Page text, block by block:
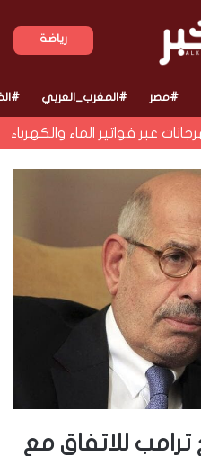
رياضة
#مصر #المغرب_العربي
فواتير الماء والكهرباء
ترامب للاتفاق مع